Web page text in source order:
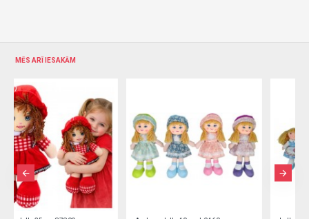
MĒS ARĪ IESAKĀM